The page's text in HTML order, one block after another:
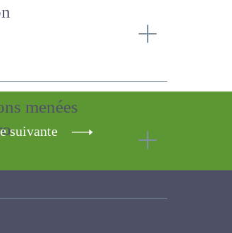
menées
suivante